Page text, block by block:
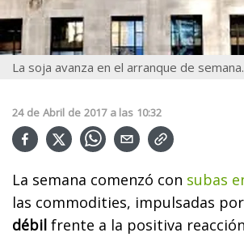
La soja avanza en el arranque de semana.
24 de Abril de 2017 a las 10:32
La semana comenzó con subas
las commodities, impulsadas
débil frente a la positiva